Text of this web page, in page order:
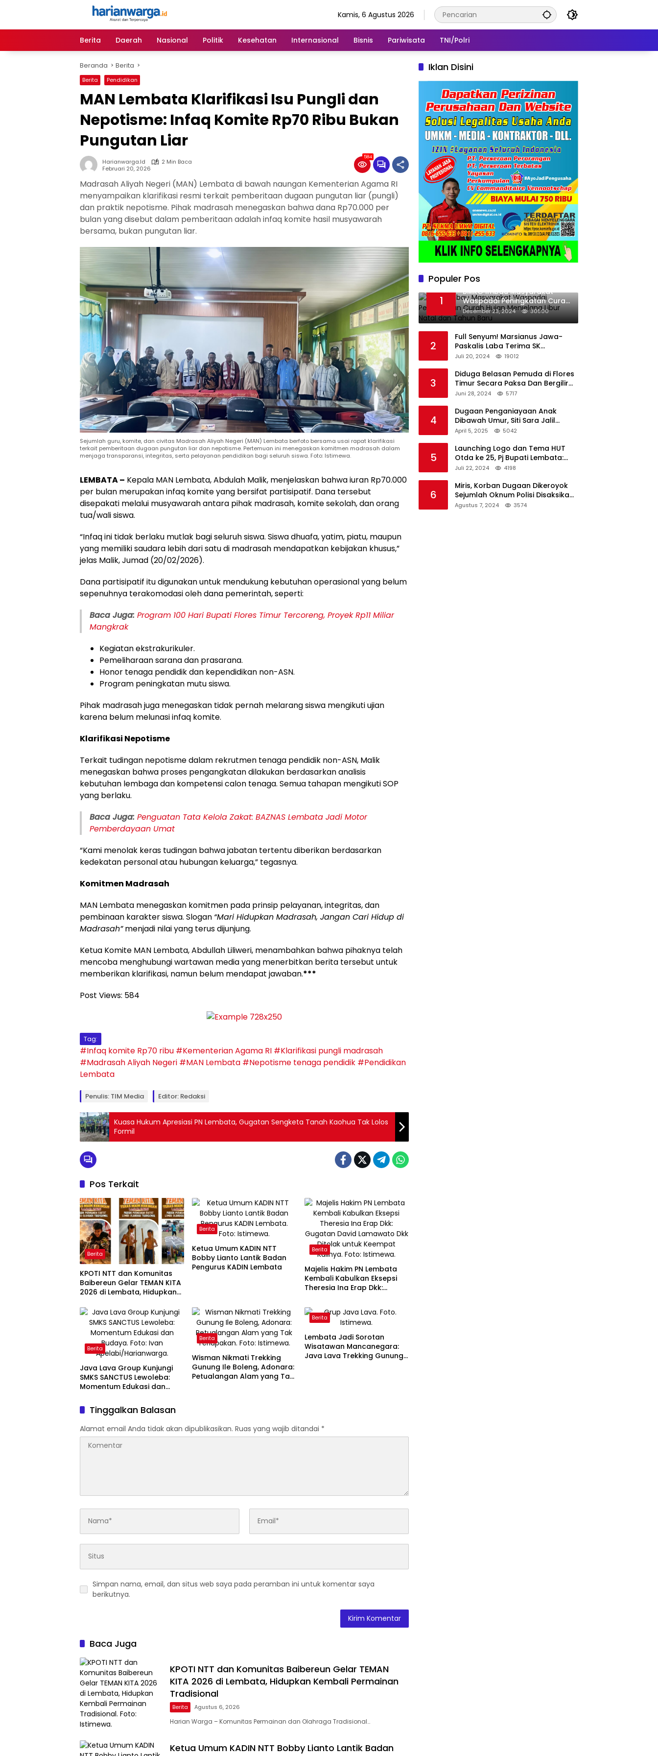
Kamis, 6 Agustus 2026
Berita Daerah Nasional Politik Kesehatan Internasional Bisnis Pariwisata TNI/Polri
Beranda Berita
Berita Pendidikan
MAN Lembata Klarifikasi Isu Pungli dan
Nepotisme: Infaq Komite Rp70 Ribu Bukan
Pungutan Liar
Harianwarga.id
2 Min Baca
Februari 20, 2026
584
Madrasah Aliyah Negeri (MAN) Lembata di bawah naungan Kementerian Agama RI
menyampaikan klarifikasi resmi terkait pemberitaan dugaan pungutan liar (pungli)
dan praktik nepotisme. Pihak madrasah menegaskan bahwa dana Rp70.000 per
bulan yang disebut dalam pemberitaan adalah infaq komite hasil musyawarah
bersama, bukan pungutan liar.
Sejumlah guru, komite, dan civitas Madrasah Aliyah Negeri (MAN) Lembata berfoto bersama usai rapat klarifikasi
terkait pemberitaan dugaan pungutan liar dan nepotisme. Pertemuan ini menegaskan komitmen madrasah dalam
menjaga transparansi, integritas, serta pelayanan pendidikan bagi seluruh siswa. Foto: Istimewa.
LEMBATA – Kepala MAN Lembata, Abdulah Malik, menjelaskan bahwa iuran Rp70.000
per bulan merupakan infaq komite yang bersifat partisipatif. Dana tersebut
disepakati melalui musyawarah antara pihak madrasah, komite sekolah, dan orang
tua/wali siswa.
“Infaq ini tidak berlaku mutlak bagi seluruh siswa. Siswa dhuafa, yatim, piatu, maupun
yang memiliki saudara lebih dari satu di madrasah mendapatkan kebijakan khusus,”
jelas Malik, Jumad (20/02/2026).
Dana partisipatif itu digunakan untuk mendukung kebutuhan operasional yang belum
sepenuhnya terakomodasi oleh dana pemerintah, seperti:
Baca Juga: Program 100 Hari Bupati Flores Timur Tercoreng, Proyek Rp11 Miliar
Mangkrak
Kegiatan ekstrakurikuler.
Pemeliharaan sarana dan prasarana.
Honor tenaga pendidik dan kependidikan non-ASN.
Program peningkatan mutu siswa.
Pihak madrasah juga menegaskan tidak pernah melarang siswa mengikuti ujian
karena belum melunasi infaq komite.
Klarifikasi Nepotisme
Terkait tudingan nepotisme dalam rekrutmen tenaga pendidik non-ASN, Malik
menegaskan bahwa proses pengangkatan dilakukan berdasarkan analisis
kebutuhan lembaga dan kompetensi calon tenaga. Semua tahapan mengikuti SOP
yang berlaku.
Baca Juga: Penguatan Tata Kelola Zakat: BAZNAS Lembata Jadi Motor
Pemberdayaan Umat
“Kami menolak keras tudingan bahwa jabatan tertentu diberikan berdasarkan
kedekatan personal atau hubungan keluarga,” tegasnya.
Komitmen Madrasah
MAN Lembata menegaskan komitmen pada prinsip pelayanan, integritas, dan
pembinaan karakter siswa. Slogan “Mari Hidupkan Madrasah, Jangan Cari Hidup di
Madrasah”menjadi nilai yang terus dijunjung.
Ketua Komite MAN Lembata, Abdullah Liliweri, menambahkan bahwa pihaknya telah
mencoba menghubungi wartawan media yang menerbitkan berita tersebut untuk
memberikan klarifikasi, namun belum mendapat jawaban.***
Post Views: 584
Tag:
#Infaq komite Rp70 ribu #Kementerian Agama RI #Klarifikasi pungli madrasah
#Madrasah Aliyah Negeri #MAN Lembata #Nepotisme tenaga pendidik #Pendidikan
Lembata
Penulis: TIM Media Editor: Redaksi
Kuasa Hukum Apresiasi PN Lembata, Gugatan Sengketa Tanah Kaohua Tak Lolos
Formil
Pos Terkait
Berita
KPOTI NTT dan Komunitas
Baibereun Gelar TEMAN KITA
2026 di Lembata, Hidupkan
Tradisional
Berita
Ketua Umum KADIN NTT
Bobby Lianto Lantik Badan
Pengurus KADIN Lembata
Berita
Majelis Hakim PN Lembata
Kembali Kabulkan Eksepsi
Theresia Ina Erap Dkk:
Dkk Ditolak untuk Keempat
Kalinya
Berita
Java Lava Group Kunjungi
SMKS SANCTUS Lewoleba:
Momentum Edukasi dan
Berita
Wisman Nikmati Trekking
Gunung Ile Boleng, Adonara:
Petualangan Alam yang Tak
Berita
Lembata Jadi Sorotan
Wisatawan Mancanegara:
Java Lava Trekking Gunung
Tinggalkan Balasan
Alamat email Anda tidak akan dipublikasikan. Ruas yang wajib ditandai *
Simpan nama, email, dan situs web saya pada peramban ini untuk komentar saya
berikutnya.
Baca Juga
KPOTI NTT dan Komunitas Baibereun Gelar TEMAN
KITA 2026 di Lembata, Hidupkan Kembali Permainan
Tradisional
Berita Agustus 6, 2026
Harian Warga – Komunitas Permainan dan Olahraga Tradisional…
Ketua Umum KADIN NTT Bobby Lianto Lantik Badan
Iklan Disini
Populer Pos
1
BMKG Imbau Masyarakat
Waspadai Peningkatan Curah
Hujan Menjelang Libur Natal
dan Tahun Baru
Desember 23, 2024 30500
2
Full Senyum! Marsianus Jawa-
Paskalis Laba Terima SK
Dukungan Resmi Untuk Pilkada
Juli 20, 2024 19012
3
Diduga Belasan Pemuda di Flores
Timur Secara Paksa Dan Bergilir
Setubuhi Gadis di Bawah Umur
Juni 28, 2024 5717
4
Dugaan Penganiayaan Anak
Dibawah Umur, Siti Sara Jalil
Seorang Warga Desa Normal 1
April 5, 2025 5042
5
Launching Logo dan Tema HUT
Otda ke 25, Pj Bupati Lembata:
Tema ini Bukan Sekedar Refleksi
Juli 22, 2024 4198
6
Miris, Korban Dugaan Dikeroyok
Sejumlah Oknum Polisi Disaksikan
Istri
Agustus 7, 2024 3574